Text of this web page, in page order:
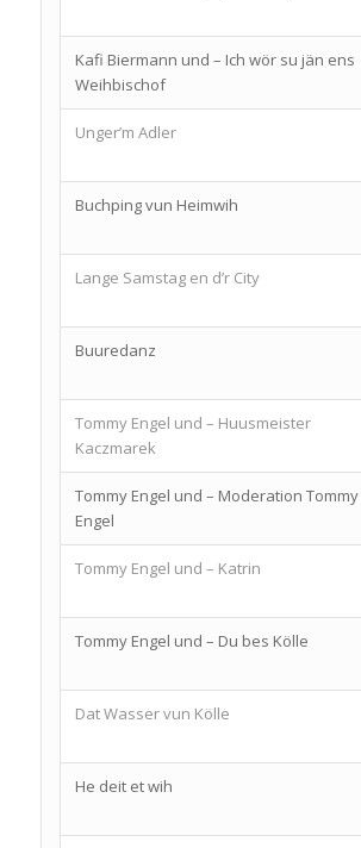
Kafi Biermann und – Ich wör su jän ens
Weihbischof
Unger’m Adler
Buchping vun Heimwih
Lange Samstag en d’r City
Buuredanz
Tommy Engel und – Huusmeister
Kaczmarek
Tommy Engel und – Moderation Tommy
Engel
Tommy Engel und – Katrin
Tommy Engel und – Du bes Kölle
Dat Wasser vun Kölle
He deit et wih